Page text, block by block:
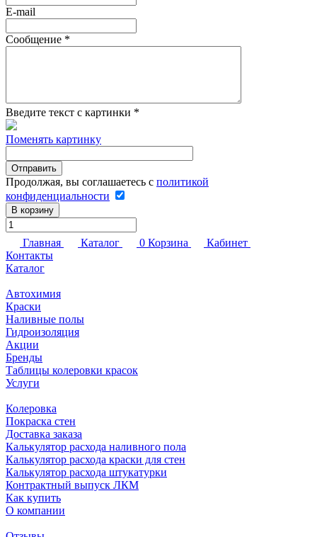
E-mail
Сообщение *
Введите текст с картинки *
Поменять картинку
Продолжая, вы соглашаетесь с политикой
конфиденциальности
В корзину
Главная Каталог 0 Корзина
Кабинет
Контакты
Каталог
Автохимия
Краски
Наливные полы
Гидроизоляция
Акции
Бренды
Таблицы колеровки красок
Услуги
Колеровка
Покраска стен
Доставка заказа
Калькулятор расхода наливного пола
Калькулятор расхода краски для стен
Калькулятор расхода штукатурки
Контрактный выпуск ЛКМ
Как купить
О компании